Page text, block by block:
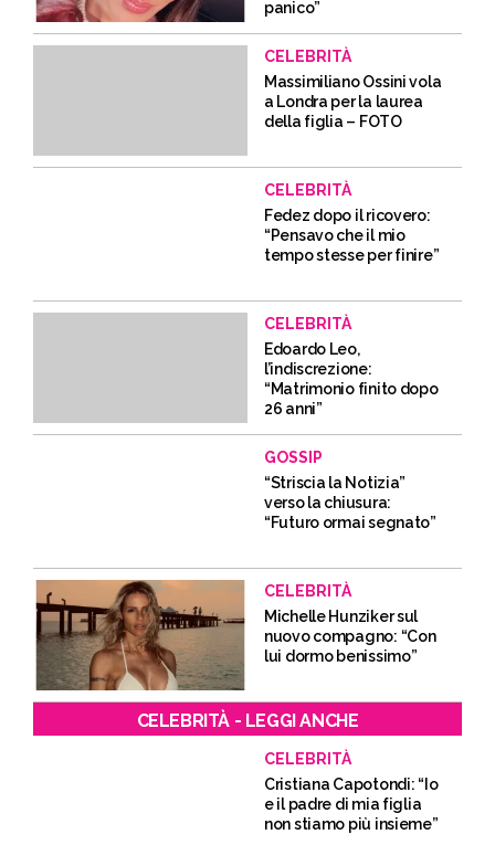
panico”
CELEBRITÀ
Massimiliano Ossini vola
a Londra per la laurea
della figlia – FOTO
CELEBRITÀ
Fedez dopo il ricovero:
“Pensavo che il mio
tempo stesse per finire”
CELEBRITÀ
Edoardo Leo,
l’indiscrezione:
“Matrimonio finito dopo
26 anni”
GOSSIP
“Striscia la Notizia”
verso la chiusura:
“Futuro ormai segnato”
CELEBRITÀ
Michelle Hunziker sul
nuovo compagno: “Con
lui dormo benissimo”
CELEBRITÀ - LEGGI ANCHE
CELEBRITÀ
Cristiana Capotondi: “Io
e il padre di mia figlia
non stiamo più insieme”